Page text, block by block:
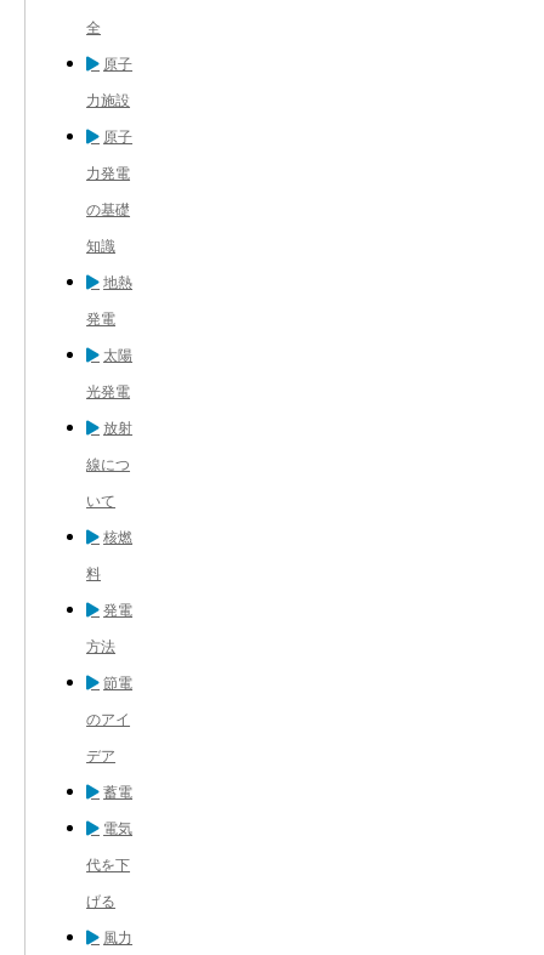
全
原子
力施設
原子
力発電
の基礎
知識
地熱
発電
太陽
光発電
放射
線につ
いて
核燃
料
発電
方法
節電
のアイ
デア
蓄電
電気
代を下
げる
風力